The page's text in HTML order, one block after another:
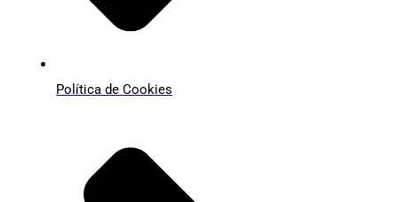
Política de Cookies